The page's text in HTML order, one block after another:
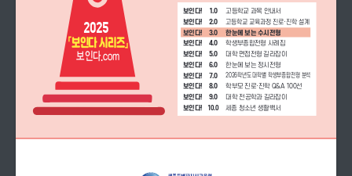
보인다-30 로딩중입니다.
2025
「보인다 시리즈」
보인다.com
보인다!    1.0
고등학교 과목 안내서
보인다!    2.0
고등학교 교육과정 진로·진학 설계
보인다!    3.0
한눈에 보는 수시전형
보인다!    4.0
학생부종합전형 사례집
보인다!    5.0
대학 면접전형 길라잡이
보인다!    6.0
한눈에 보는 정시전형
보인다!    7.0
2026학년도 대학별 학생부종합전형 분석
보인다!    8.0
학부모 진로·진학 Q&A 100선
보인다!    9.0
대학 전공학과 길라잡이
보인다!
10.0 세종 청소년 생활백서